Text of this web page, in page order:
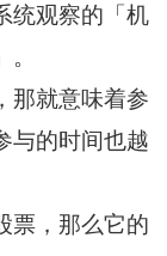
观察的「机
就意味着参
与的时间也越
，那么它的